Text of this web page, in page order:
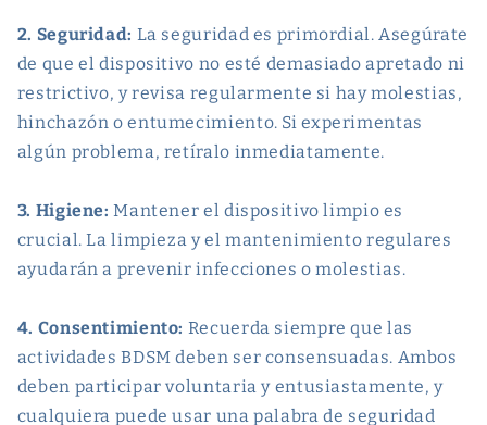
2. Seguridad: La seguridad es primordial. Asegúrate
de que el dispositivo no esté demasiado apretado ni
restrictivo, y revisa regularmente si hay molestias,
hinchazón o entumecimiento. Si experimentas
algún problema, retíralo inmediatamente.
3. Higiene: Mantener el dispositivo limpio es
crucial. La limpieza y el mantenimiento regulares
ayudarán a prevenir infecciones o molestias.
4. Consentimiento: Recuerda siempre que las
actividades BDSM deben ser consensuadas. Ambos
deben participar voluntaria y entusiastamente, y
cualquiera puede usar una palabra de seguridad